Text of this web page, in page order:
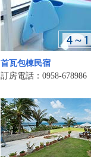
首瓦包棟民宿
訂房電話：0958-678986